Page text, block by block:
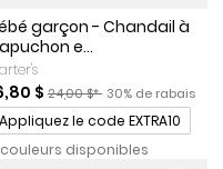
garçon - Chandail à
e...
de solde
$ Prix ​​de détail suggéré par
24,00 $* Pourcentage de
30% de rabais
Appliquez le code EXTRA10
couleurs disponibles